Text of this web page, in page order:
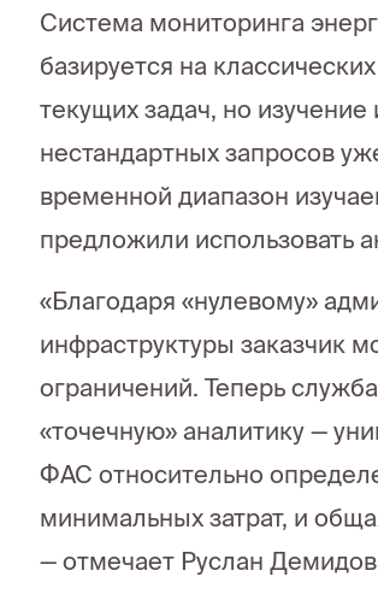
Система мониторинга
базируется на
текущих задач, но
нестандартных запросов
временной диапазон
предложили использовать
«Благодаря «нулевому»
инфраструктуры заказчик
ограничений. Теперь
«точечную» аналитику —
ФАС относительно
минимальных затрат, и
— отмечает Руслан